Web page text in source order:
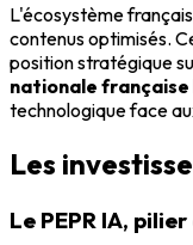
L'écosystème
contenus optimisés.
position stratégique
nationale française
technologique face
Les
Le PEPR IA,